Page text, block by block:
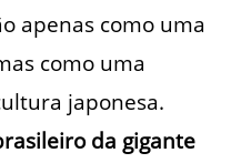
apenas como uma
como uma
japonesa.
da gigante